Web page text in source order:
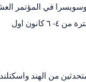
في المؤتمر
اول
من الهند